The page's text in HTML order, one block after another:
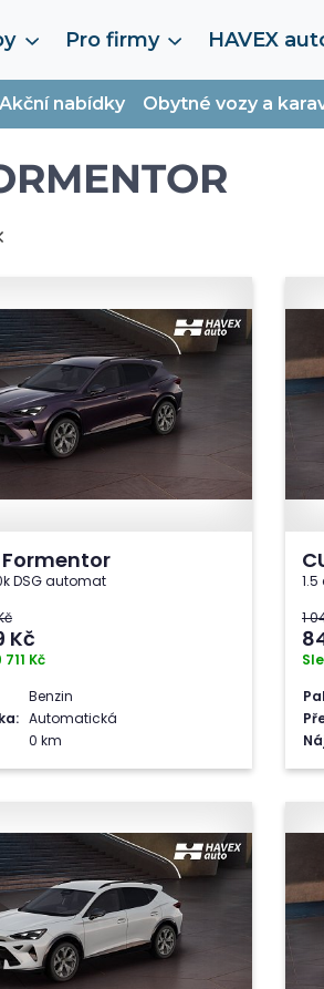
Pro firmy HAVEX
Akční nabídky Obytné vozy a
Formentor
DSG automat
Kč
Kč
Benzin
Automatická
0 km
1